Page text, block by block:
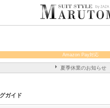
Amazon Pay対応
夏季休業のお知らせ
ガイド